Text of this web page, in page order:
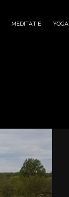
MEDITATIE YOGA